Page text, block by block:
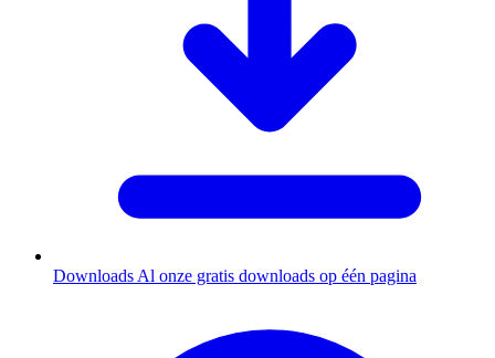
Downloads Al onze gratis downloads op één pagina